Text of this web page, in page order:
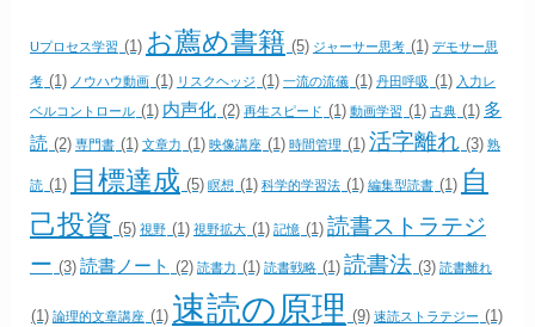
Uプロセス学習 (1) お薦め書籍 (5) ジャーサー思考 (1) デモサー思
考 (1) ノウハウ動画 (1) リスクヘッジ (1) 一流の流儀 (1) 丹田呼吸 (1) 入力レ
ベルコントロール (1) 内声化 (2) 再生スピード (1) 動画学習 (1) 古典 (1) 多
読 (2) 専門書 (1) 文章力 (1) 映像講座 (1) 時間管理 (1) 活字離れ (3) 熟
読 (1) 目標達成 (5) 瞑想 (1) 科学的学習法 (1) 編集型読書 (1) 自
己投資 (5) 視野 (1) 視野拡大 (1) 記憶 (1) 読書ストラテジ
ー (3) 読書ノート (2) 読書力 (1) 読書戦略 (1) 読書法 (3) 読書離れ
(1) 論理的文章講座 (1) 速読の原理 (9) 速読ストラテジー (1)